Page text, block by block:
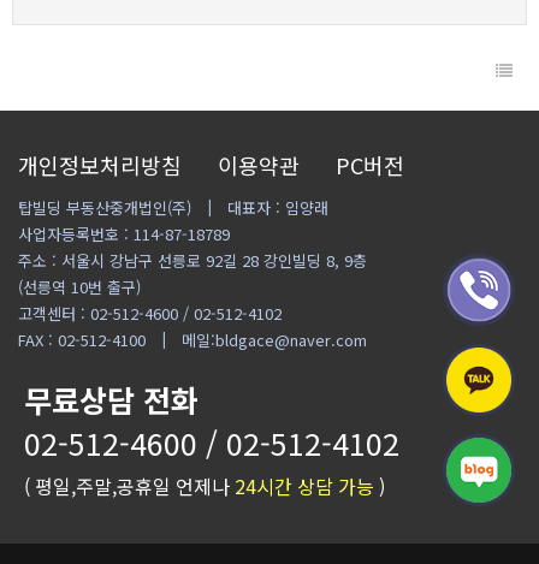
개인정보처리방침 이용약관 PC버전
탑빌딩 부동산중개법인(주)
대표자 : 임양래
사업자등록번호 : 114-87-18789
주소 : 서울시 강남구 선릉로 92길 28 강인빌딩 8, 9층
(선릉역 10번 출구)
고객센터 : 02-512-4600 / 02-512-4102
FAX : 02-512-4100
메일:bldgace@naver.com
무료상담 전화
02-512-4600 / 02-512-4102
( 평일,주말,공휴일 언제나 24시간 상담 가능 )